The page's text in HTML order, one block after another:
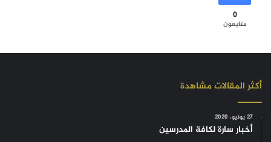
0
متابعون
أكثر المقالات مشاهدة
27 يونيو، 2020
أخبار سارة لكافة المدرسين